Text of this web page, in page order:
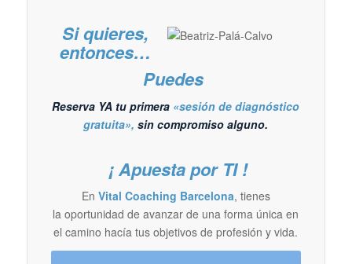
Si quieres,
entonces…
Puedes
Reserva YA tu primera «sesión de diagnóstico
gratuita», sin compromiso alguno.
¡ Apuesta por TI !
En Vital Coaching Barcelona, tienes
la oportunidad de avanzar de una forma única en
el camino hacía tus objetivos de profesión y vida.